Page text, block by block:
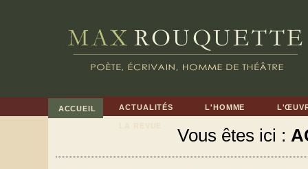
ACCUEIL ACTUALITÉS L'HOMME
LA REVUE Vous êtes ici :